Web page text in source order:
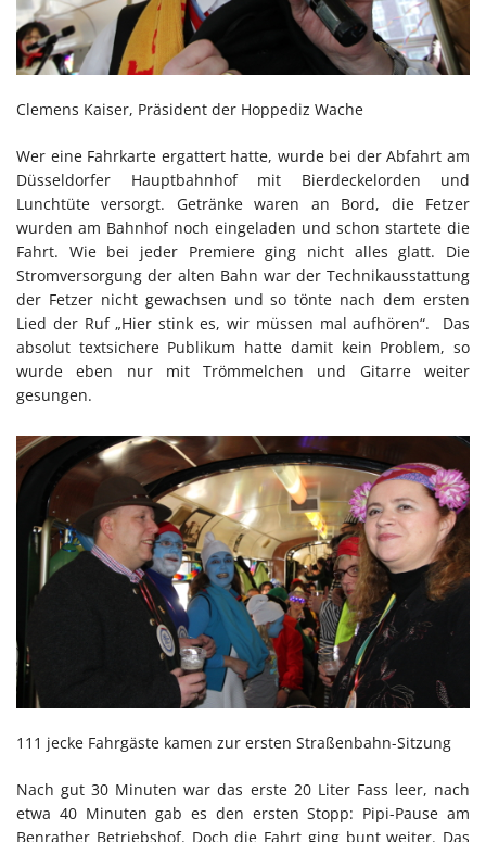
Clemens Kaiser, Präsident der Hoppediz Wache
Wer eine Fahrkarte ergattert hatte, wurde bei der Abfahrt am
Düsseldorfer Hauptbahnhof mit Bierdeckelorden und
Lunchtüte versorgt. Getränke waren an Bord, die Fetzer
wurden am Bahnhof noch eingeladen und schon startete die
Fahrt. Wie bei jeder Premiere ging nicht alles glatt. Die
Stromversorgung der alten Bahn war der Technikausstattung
der Fetzer nicht gewachsen und so tönte nach dem ersten
Lied der Ruf „Hier stink es, wir müssen mal aufhören“. Das
absolut textsichere Publikum hatte damit kein Problem, so
wurde eben nur mit Trömmelchen und Gitarre weiter
gesungen.
111 jecke Fahrgäste kamen zur ersten Straßenbahn-Sitzung
Nach gut 30 Minuten war das erste 20 Liter Fass leer, nach
etwa 40 Minuten gab es den ersten Stopp: Pipi-Pause am
Benrather Betriebshof. Doch die Fahrt ging bunt weiter. Das